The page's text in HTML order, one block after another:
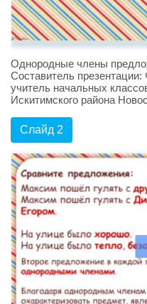
Однородные члены
Составитель
учитель начальных
Искитимского района
Слайд 2